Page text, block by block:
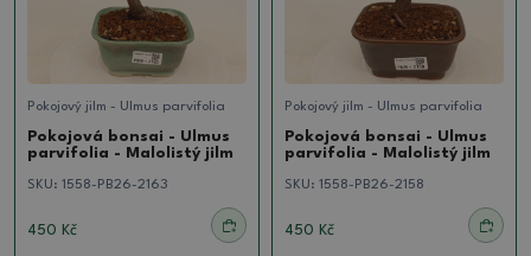
Pokojový jilm - Ulmus parvifolia
Pokojová bonsai - Ulmus
parvifolia - Malolistý jilm
SKU: 1558-PB26-2163
450 Kč
Pokojový jilm - Ulmus parvifolia
Pokojová bonsai - Ulmus
parvifolia - Malolistý jilm
SKU: 1558-PB26-2158
450 Kč